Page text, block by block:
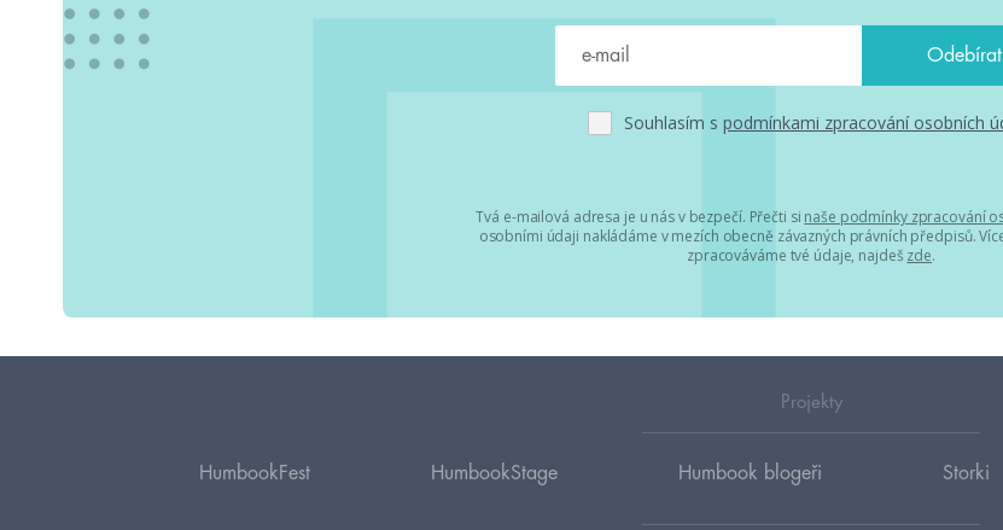
Souhlasím s podmínkami zpracování osobních
Tvá e-mailová adresa je u nás v bezpečí. Přečti si naše podmínky zpracování
osobními údaji nakládáme v mezích obecně závazných právních předpisů.
zpracováváme tvé údaje, najdeš zde.
Projekty
HumbookFest HumbookStage Humbook blogeři Storki